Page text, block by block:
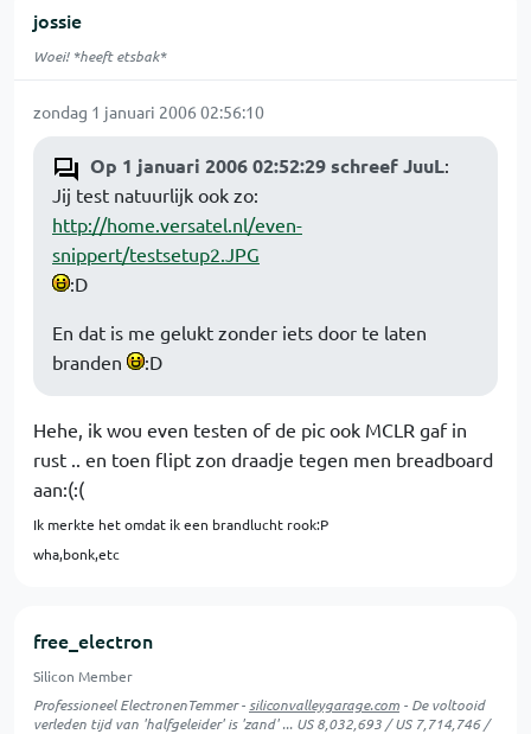
jossie
Woei! *heeft etsbak*
zondag 1 januari 2006 02:56:10
Op 1 januari 2006 02:52:29 schreef JuuL:
Jij test natuurlijk ook zo:
http://home.versatel.nl/even-
snippert/testsetup2.JPG
:D
En dat is me gelukt zonder iets door te laten
branden
:D
Hehe, ik wou even testen of de pic ook MCLR gaf in
rust .. en toen flipt zon draadje tegen men breadboard
aan:(:(
Ik merkte het omdat ik een brandlucht rook:P
wha,bonk,etc
free_electron
Silicon Member
Professioneel ElectronenTemmer - siliconvalleygarage.com - De voltooid
verleden tijd van 'halfgeleider' is 'zand' ... US 8,032,693 / US 7,714,746 /